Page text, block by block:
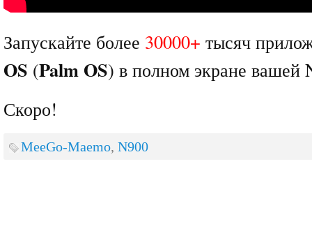
Запускайте более 30000+ тысяч
OS (Palm OS) в полном экране вашей
Скоро!
MeeGo-Maemo, N900